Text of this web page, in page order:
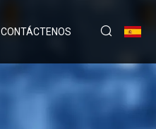
CONTÁCTENOS